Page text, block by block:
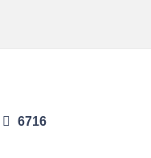
6716